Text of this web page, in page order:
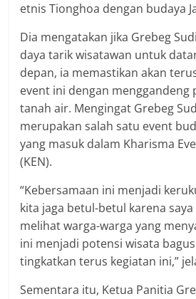
etnis Tionghoa dengan budaya
Dia mengatakan jika Grebeg
daya tarik wisatawan untuk
depan, ia memastikan akan
event ini dengan menggandeng
tanah air. Mengingat Grebeg
merupakan salah satu event
yang masuk dalam Kharisma
(KEN).
“Kebersamaan ini menjadi
kita jaga betul-betul karena saya
melihat warga-warga yang
ini menjadi potensi wisata
tingkatkan terus kegiatan ini,”
Sementara itu, Ketua Panitia